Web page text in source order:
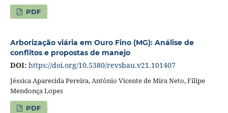
PDF
Arborização viária em Ouro Fino (MG): Análise de
conflitos e propostas de manejo
DOI: https://doi.org/10.5380/revsbau.v21.101407
Jéssica Aparecida Pereira, Antônio Vicente de Mira Neto, Filipe
Mendonça Lopes
PDF